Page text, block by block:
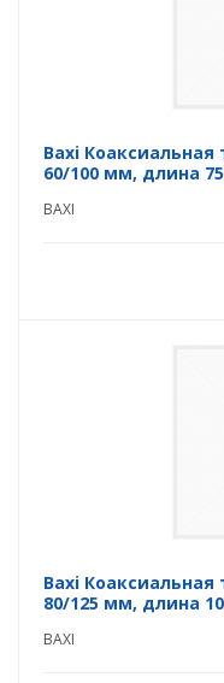
Baxi
60/100 мм, длина
BAXI
Baxi
80/125 мм, длина
BAXI